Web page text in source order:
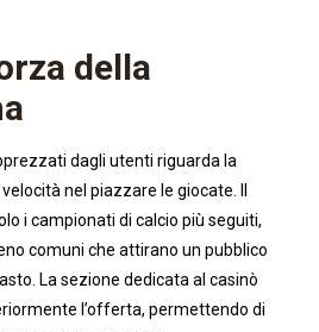
della
dagli utenti riguarda la
nel piazzare le giocate. Il
i campionati di calcio più seguiti,
comuni che attirano un pubblico
La sezione dedicata al casinò
l’offerta, permettendo di